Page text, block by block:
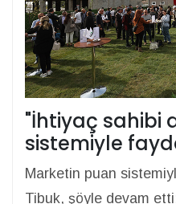
"İhtiyaç sahibi
sistemiyle
Marketin puan
Tibuk, şöyle devam